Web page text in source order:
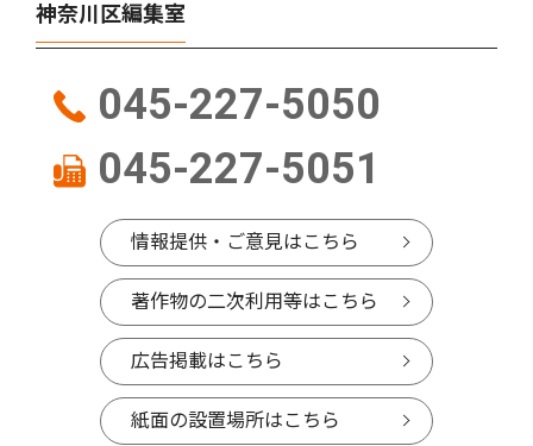
神奈川区編集室
045-227-5050
045-227-5051
情報提供・ご意見はこちら
著作物の二次利用等はこちら
広告掲載はこちら
紙面の設置場所はこちら